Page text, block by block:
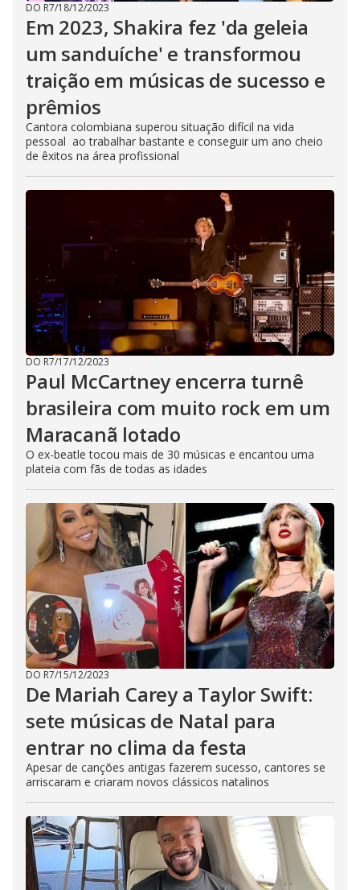
DO R7/18/12/2023
Em 2023, Shakira fez 'da geleia
um sanduíche' e transformou
traição em músicas de sucesso e
prêmios
Cantora colombiana superou situação difícil na vida
pessoal ao trabalhar bastante e conseguir um ano cheio
de êxitos na área profissional
DO R7/17/12/2023
Paul McCartney encerra turnê
brasileira com muito rock em um
Maracanã lotado
O ex-beatle tocou mais de 30 músicas e encantou uma
plateia com fãs de todas as idades
DO R7/15/12/2023
De Mariah Carey a Taylor Swift:
sete músicas de Natal para
entrar no clima da festa
Apesar de canções antigas fazerem sucesso, cantores se
arriscaram e criaram novos clássicos natalinos